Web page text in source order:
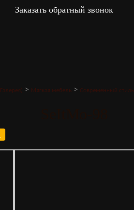
Заказать обратный звонок
> Мягкая мебель > Современный стиль